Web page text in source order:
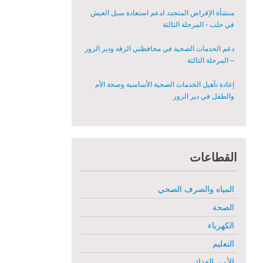
منشأة الإقراض المتجدد لدعم استعادة سبل العيش
في حلب - المرحلة الثالثة
دعم الخدمات الصحية في محافظتي الرقة ودير الزور
– المرحلة الثالثة
إعادة تأهيل الخدمات الصحية الأساسية وصحة الأم
والطفل في دير الزور
مشروع إعادة تأهيل المأوى والبنية التحتية المستدامة
مبادرة متعددة القطاعات لإعادة التأهيل في مدينة
جسر الشغور
تقديم خدمات الرعاية الصحية الأولية في محافظة دير
الزور - المرحلة الخامسة
القطاعات
المياه والصرف الصحي
الصحة
الكهرباء
التعليم